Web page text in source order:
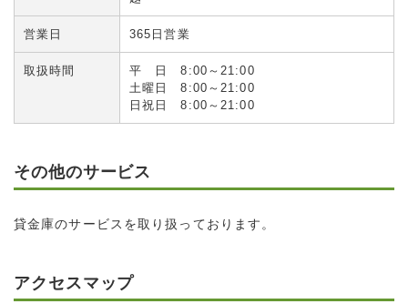
営業日 365日営業
取扱時間
平 日 8:00～21:00
土曜日 8:00～21:00
日祝日 8:00～21:00
その他のサービス
貸金庫のサービスを取り扱っております。
アクセスマップ